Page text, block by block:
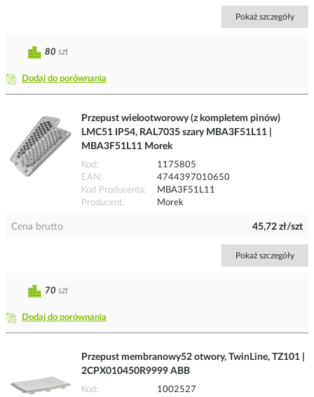
Pokaż szczegóły
Dodaj do porównania
80 szt
Przepust wielootworowy (z kompletem pinów)
LMC51 IP54, RAL7035 szary MBA3F51L11 |
MBA3F51L11 Morek
Kod
1175805
EAN
4744397010650
Kod Producenta
MBA3F51L11
Producent
Morek
Cena brutto 45,72 zł/szt
Pokaż szczegóły
Dodaj do porównania
70 szt
Przepust membranowy52 otwory, TwinLine, TZ101 |
2CPX010450R9999 ABB
Kod
1002527